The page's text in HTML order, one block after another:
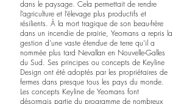
dans le paysage. Cela permettait de rendre
l’agriculture et l’élevage plus productifs et
résilients. À la mort tragique de son beau-frère
dans un incendie de prairie, Yeomans a repris la
gestion d'une vaste étendue de terre qu'il a
nommée plus tard Nevallan en Nouvelle-Galles
du Sud. Ses principes ou concepts de Keyline
Design ont été adoptés par les propriétaires de
fermes dans presque tous les pays du monde.
Les concepts Keyline de Yeomans font
désormais partie du programme de nombreux